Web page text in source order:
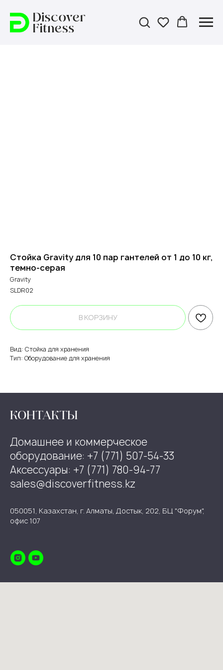
Стойка Gravity для 10 пар гантелей от 1 до 10 кг,
темно-серая
Gravity
SLDR02
В КОРЗИНУ
Вид: Стойка для хранения
Тип: Оборудование для хранения
КОНТАКТЫ
Домашнее и коммерческое
оборудование: +7 (771) 507-54-33
Аксессуары: +7 (771) 780-94-77
sales@discoverfitness.kz
050051, Казахстан, г. Алматы, Достык, 202, БЦ "Форум",
офис 107